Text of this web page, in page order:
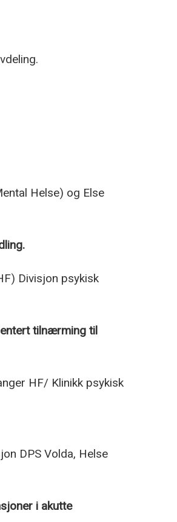
Helse) og Else
Divisjon psykisk
tilnærming til
HF/ Klinikk psykisk
DPS Volda, Helse
i akutte